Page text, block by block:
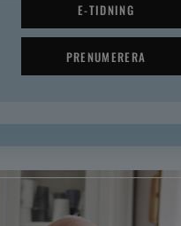
E-TIDNING
PRENUMERERA